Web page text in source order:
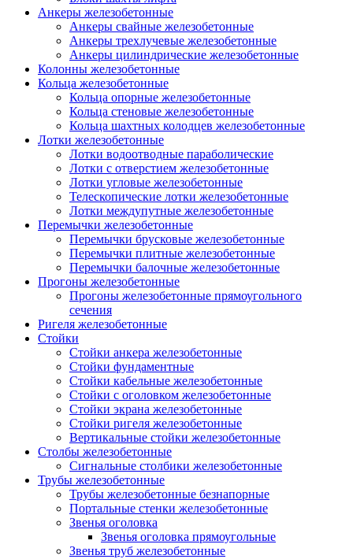
Анкеры железобетонные
Анкеры свайные железобетонные
Анкеры трехлучевые железобетонные
Анкеры цилиндрические железобетонные
Колонны железобетонные
Кольца железобетонные
Кольца опорные железобетонные
Кольца стеновые железобетонные
Кольца шахтных колодцев железобетонные
Лотки железобетонные
Лотки водоотводные параболические
Лотки с отверстием железобетонные
Лотки угловые железобетонные
Телескопические лотки железобетонные
Лотки междупутные железобетонные
Перемычки железобетонные
Перемычки брусковые железобетонные
Перемычки плитные железобетонные
Перемычки балочные железобетонные
Прогоны железобетонные
Прогоны железобетонные прямоугольного
сечения
Ригеля железобетонные
Стойки
Стойки анкера железобетонные
Стойки фундаментные
Стойки кабельные железобетонные
Стойки с оголовком железобетонные
Стойки экрана железобетонные
Стойки ригеля железобетонные
Вертикальные стойки железобетонные
Столбы железобетонные
Сигнальные столбики железобетонные
Трубы железобетонные
Трубы железобетонные безнапорные
Портальные стенки железобетонные
Звенья оголовка
Звенья оголовка прямоугольные
Звенья труб железобетонные